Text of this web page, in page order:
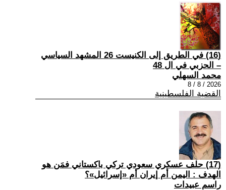
(16) في الطريق إلى الكنيست 26 المشهد السياسي
– الحزبي في ال 48
محمد السهلي
2026 / 8 / 8
القضية الفلسطينية
(17) حلف عسكري سعودي تركي باكستاني فمَن هو
الهدف : اليمن أم إيران أم «إسرائيل»؟
راسم عبيدات